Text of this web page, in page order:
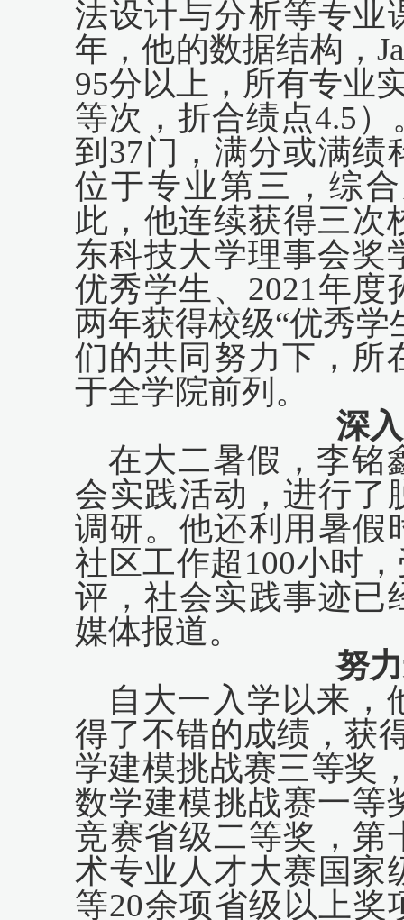
法设计与分析等专业
年，他的数据结构，
95分以上，所有专业
等次，折合绩点4.5
到 37门，满分或满绩
位于专业第三，综
此，他连续获得三次
东科技大学理事会奖
优秀学生、 2021年度
两年获得校级“优秀学
们的共同努力下，所
于全学院前列。
深
在大二暑假，李铭
会实践活动，进行了
调研。他还利用暑假
社区工作超 100小时
评，社会实践事迹已
媒体报道。
努
自大一入学以来，
得了不错的成绩，获
学建模挑战赛三等奖
数学建模挑战赛一等
竞赛省级二等奖，第
术专业人才大赛国家
等20余项省级以上奖